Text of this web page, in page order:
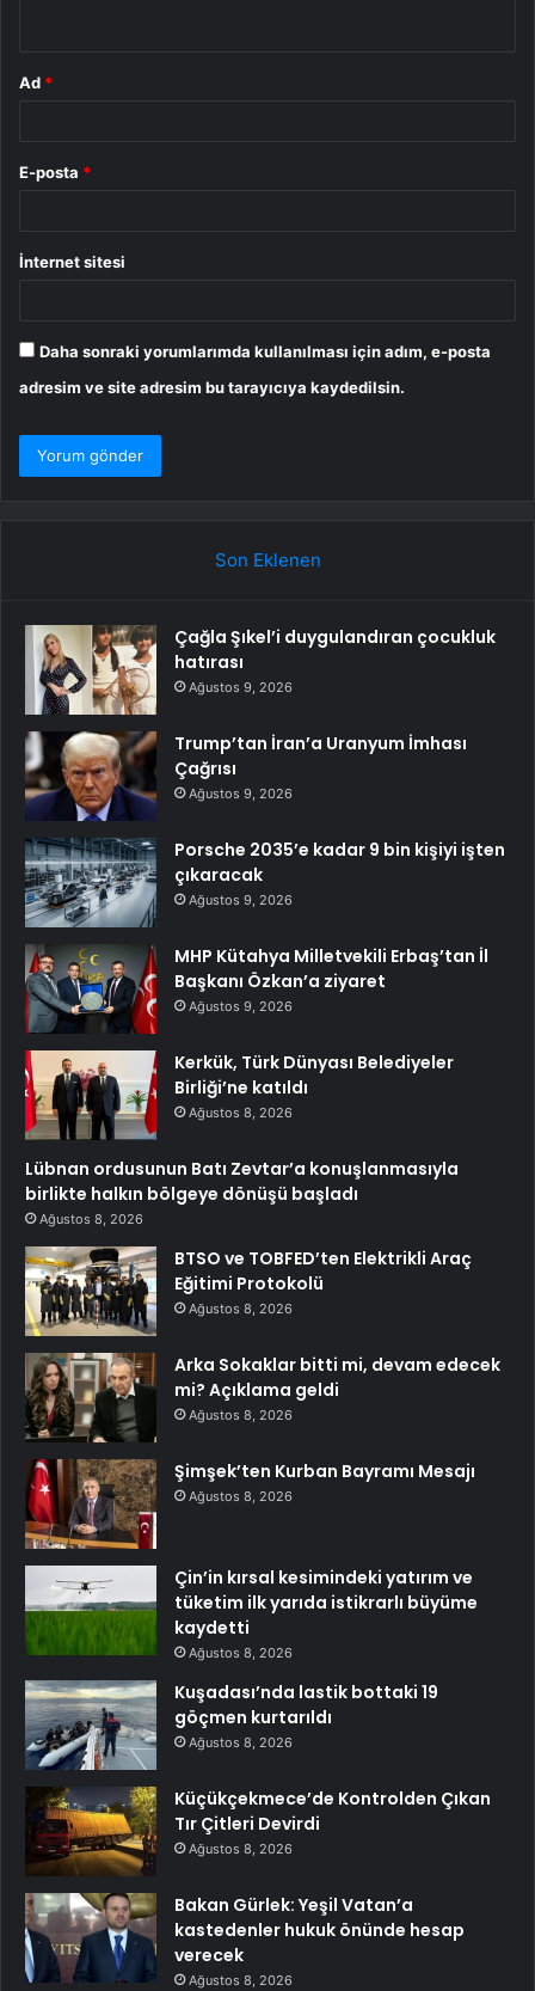
Ad *
E-posta *
İnternet sitesi
Daha sonraki yorumlarımda kullanılması için adım, e-posta
adresim ve site adresim bu tarayıcıya kaydedilsin.
Son Eklenen
Çağla Şıkel’i duygulandıran çocukluk
hatırası
Ağustos 9, 2026
Trump’tan İran’a Uranyum İmhası
Çağrısı
Ağustos 9, 2026
Porsche 2035’e kadar 9 bin kişiyi işten
çıkaracak
Ağustos 9, 2026
MHP Kütahya Milletvekili Erbaş’tan İl
Başkanı Özkan’a ziyaret
Ağustos 9, 2026
Kerkük, Türk Dünyası Belediyeler
Birliği’ne katıldı
Ağustos 8, 2026
Lübnan ordusunun Batı Zevtar’a konuşlanmasıyla
birlikte halkın bölgeye dönüşü başladı
Ağustos 8, 2026
BTSO ve TOBFED’ten Elektrikli Araç
Eğitimi Protokolü
Ağustos 8, 2026
Arka Sokaklar bitti mi, devam edecek
mi? Açıklama geldi
Ağustos 8, 2026
Şimşek’ten Kurban Bayramı Mesajı
Ağustos 8, 2026
Çin’in kırsal kesimindeki yatırım ve
tüketim ilk yarıda istikrarlı büyüme
kaydetti
Ağustos 8, 2026
Kuşadası’nda lastik bottaki 19
göçmen kurtarıldı
Ağustos 8, 2026
Küçükçekmece’de Kontrolden Çıkan
Tır Çitleri Devirdi
Ağustos 8, 2026
Bakan Gürlek: Yeşil Vatan’a
kastedenler hukuk önünde hesap
verecek
Ağustos 8, 2026